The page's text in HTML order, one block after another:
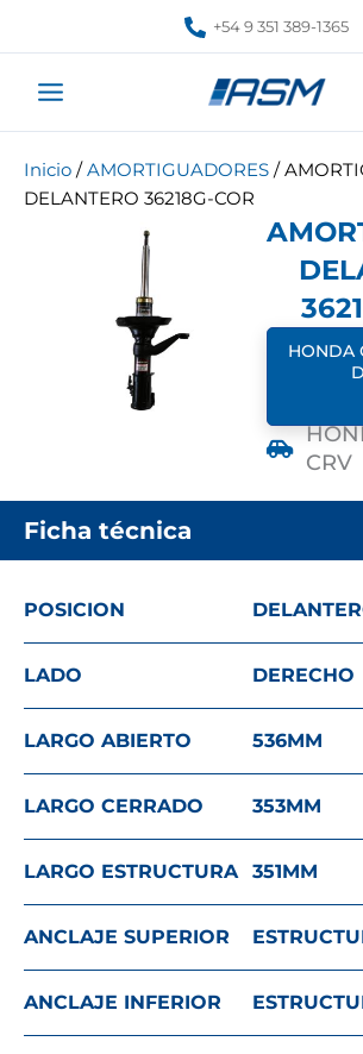
+54 9 351 389-1365
Inicio /AMORTIGUADORES /
DELANTERO 36218G-COR
HONDA
CRV
Ficha técnica
POSICION
LADO DERECHO
LARGO ABIERTO 536MM
LARGO CERRADO 353MM
LARGO ESTRUCTURA 351MM
ANCLAJE SUPERIOR
ANCLAJE INFERIOR